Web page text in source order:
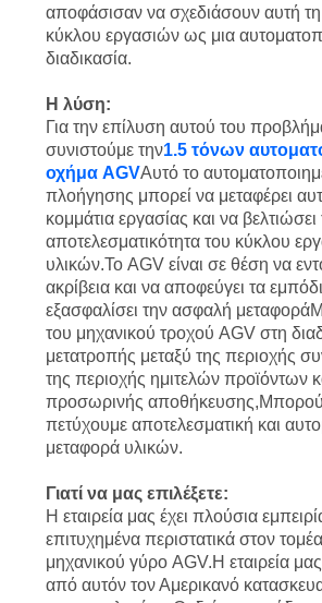
ΜΑΣ
ΕΛΆΤΕ
ΕΠΑΦΉ
ΜΕ
ΕΙΔΉΣΕΙΣ
ΖΗΤΉΣΤΕ
ΈΝΑ
ΑΠΌΣΠΑΣΜΑ
SITEMAP
PRIVACY
POLICY
αποφάσισαν να σχεδιάσουν αυτή τη
κύκλου εργασιών ως μια
διαδικασία.
Η λύση:
Για την επίλυση αυτού του
συνιστούμε την1.5 τόνων
οχήμα AGVΑυτό το
πλοήγησης μπορεί να μεταφέρει
κομμάτια εργασίας και να βελτιώσει
αποτελεσματικότητα του κύκλου
υλικών.Το AGV είναι σε θέση να
ακρίβεια και να αποφεύγει τα
εξασφαλίσει την ασφαλή
του μηχανικού τροχού AGV στη
μετατροπής μεταξύ της περιοχής
της περιοχής ημιτελών προϊόντων
προσωρινής
πετύχουμε αποτελεσματική και
μεταφορά υλικών.
Γιατί να μας επιλέξετε:
Η εταιρεία μας έχει πλούσια
επιτυχημένα περιστατικά στον
μηχανικού γύρο AGV.Η εταιρεία μας
από αυτόν τον Αμερικανό